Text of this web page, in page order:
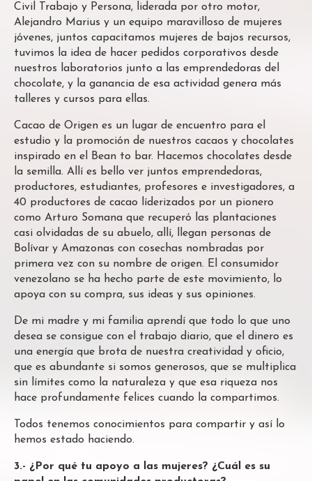
Civil Trabajo y Persona, liderada por otro motor,
Alejandro Marius y un equipo maravilloso de mujeres
jóvenes, juntos capacitamos mujeres de bajos recursos,
tuvimos la idea de hacer pedidos corporativos desde
nuestros laboratorios junto a las emprendedoras del
chocolate, y la ganancia de esa actividad genera más
talleres y cursos para ellas.
Cacao de Origen es un lugar de encuentro para el
estudio y la promoción de nuestros cacaos y chocolates
inspirado en el Bean to bar. Hacemos chocolates desde
la semilla. Allí es bello ver juntos emprendedoras,
productores, estudiantes, profesores e investigadores, a
40 productores de cacao líderizados por un pionero
como Arturo Somana que recuperó las plantaciones
casi olvidadas de su abuelo, allí, llegan personas de
Bolívar y Amazonas con cosechas nombradas por
primera vez con su nombre de origen. El consumidor
venezolano se ha hecho parte de este movimiento, lo
apoya con su compra, sus ideas y sus opiniones.
De mi madre y mi familia aprendí que todo lo que uno
desea se consigue con el trabajo diario, que el dinero es
una energía que brota de nuestra creatividad y oficio,
que es abundante si somos generosos, que se multiplica
sin límites como la naturaleza y que esa riqueza nos
hace profundamente felices cuando la compartimos.
Todos tenemos conocimientos para compartir y así lo
hemos estado haciendo.
3.- ¿Por qué tu apoyo a las mujeres? ¿Cuál es su